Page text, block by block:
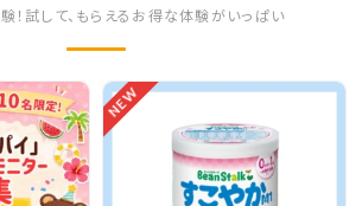
！試して、もらえるお得な体験がいっぱい
NEW